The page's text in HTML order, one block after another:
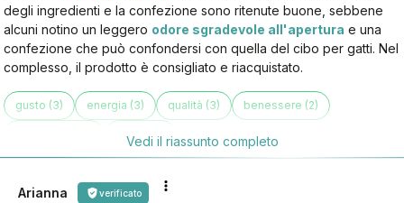
degli ingredienti e la confezione sono ritenute buone, sebbene
alcuni notino un leggero odore sgradevole all'apertura e una
confezione che può confondersi con quella del cibo per gatti. Nel
complesso, il prodotto è consigliato e riacquistato.
gusto (3) energia (3) qualità (3) benessere (2)
sonno (1)
Vedi il riassunto completo
Arianna verificato